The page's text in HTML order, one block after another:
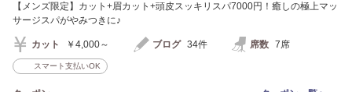
【メンズ限定】カット+眉カット+頭皮スッキリスパ7000円！癒しの極上マッ
サージスパがやみつきに♪
カット ￥4,000～ ブログ 34件 席数 7席
スマート支払いOK